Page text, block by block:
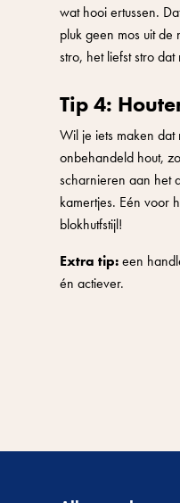
wat hooi ertussen.
pluk geen mos uit
stro, het liefst stro
Tip 4:
Wil je iets maken
onbehandeld hout,
scharnieren aan het
kamertjes. Eén voor
blokhutfstijl!
Extra tip:een
én actiever.